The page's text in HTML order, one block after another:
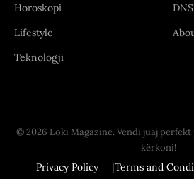
Horoskopi
Lifestyle
Teknologji
© 2026 Loki Magazine. Vendi juaj
kërkoni!
Privacy Policy Terms and